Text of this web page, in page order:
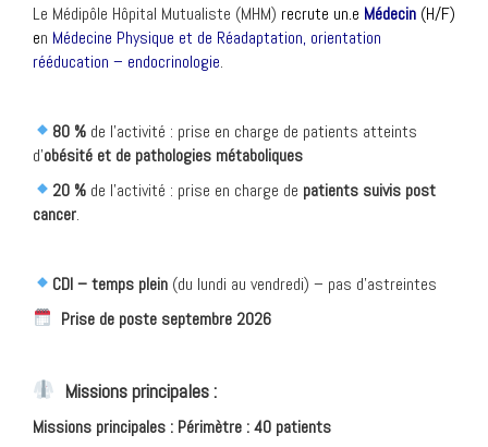
Le Médipôle Hôpital Mutualiste (MHM) recrute un.e Médecin (H/F)
en Médecine Physique et de Réadaptation, orientation
rééducation – endocrinologie.
80 % de l’activité : prise en charge de patients atteints
d’obésité et de pathologies métaboliques
20 % de l’activité : prise en charge de patients suivis post
cancer.
CDI – temps plein (du lundi au vendredi) – pas d’astreintes
Prise de poste septembre 2026
Missions principales :
Missions principales : Périmètre : 40 patients